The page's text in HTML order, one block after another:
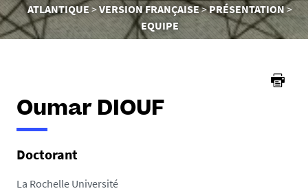
êtes
ici :
ATLANTIQUE
VERSION FRANÇAISE
PRÉSENTATION
EQUIPE
Oumar DIOUF
Doctorant
La Rochelle Université